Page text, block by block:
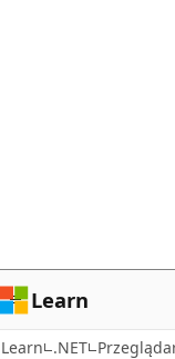
Learn
Learn .NET